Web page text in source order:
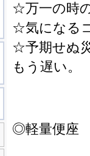
☆万一の時
☆気になる
☆予期せぬ
もう遅い。
◎軽量便座